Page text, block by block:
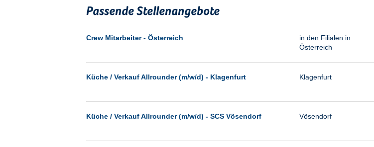
Passende Stellenangebote
Crew Mitarbeiter - Österreich
in den Filialen in
Österreich
Küche / Verkauf Allrounder (m/w/d) - Klagenfurt Klagenfurt
Küche / Verkauf Allrounder (m/w/d) - SCS Vösendorf Vösendorf